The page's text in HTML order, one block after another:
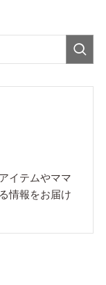
イテムやママ
情報をお届け